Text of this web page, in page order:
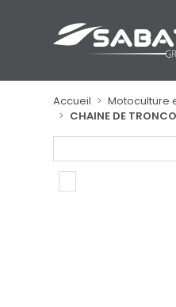
Accueil Motoculture
CHAINE DE